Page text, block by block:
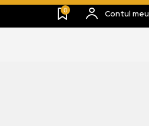
0 Contul meu